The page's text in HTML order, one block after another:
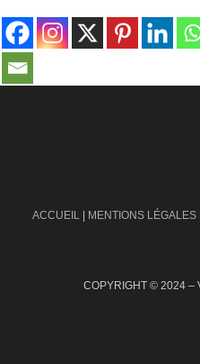
ACCUEIL | MENTIONS LÉGALES
COPYRIGHT © 2024 –